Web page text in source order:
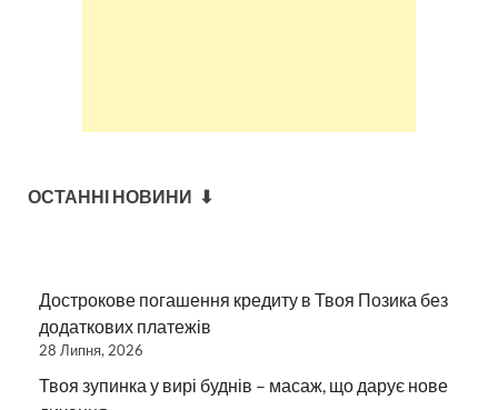
ОСТАННІ НОВИНИ ⬇
Дострокове погашення кредиту в Твоя Позика без
додаткових платежів
28 Липня, 2026
Твоя зупинка у вирі буднів – масаж, що дарує нове